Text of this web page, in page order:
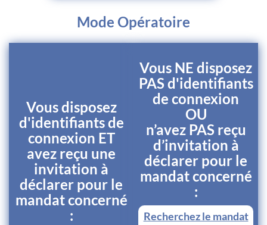
Mode Opératoire
Vous disposez
d'identifiants de
connexion ET
avez reçu une
invitation à
déclarer pour le
mandat concerné
:
Vous NE disposez
PAS d'identifiants
de connexion
OU
n’avez PAS reçu
d’invitation à
déclarer pour le
mandat concerné
:
Recherchez le mandat